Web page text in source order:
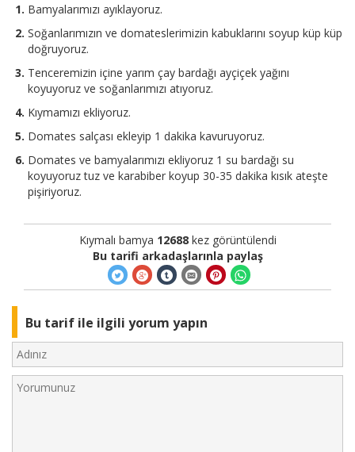
Bamyalarımızı ayıklayoruz.
Soğanlarımızın ve domateslerimizin kabuklarını soyup küp küp
doğruyoruz.
Tenceremizin içine yarım çay bardağı ayçiçek yağını
koyuyoruz ve soğanlarımızı atıyoruz.
Kıymamızı ekliyoruz.
Domates salçası ekleyip 1 dakika kavuruyoruz.
Domates ve bamyalarımızı ekliyoruz 1 su bardağı su
koyuyoruz tuz ve karabiber koyup 30-35 dakika kısık ateşte
pişiriyoruz.
Kıymalı bamya 12688kez görüntülendi
Bu tarifi arkadaşlarınla paylaş
Bu tarif ile ilgili yorum yapın